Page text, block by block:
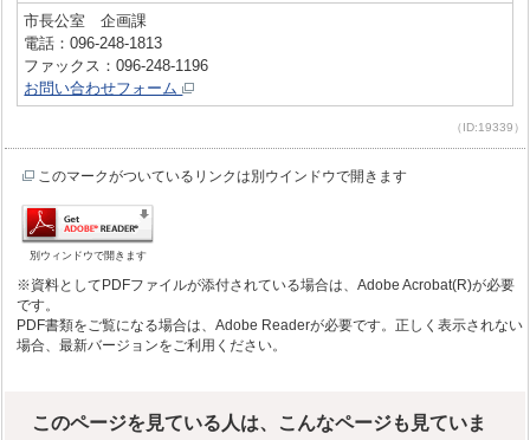
市長公室 企画課
電話：096-248-1813
ファックス：096-248-1196
お問い合わせフォーム
（ID:19339）
このマークがついているリンクは別ウインドウで開きます
別ウィンドウで開きます
※資料としてPDFファイルが添付されている場合は、Adobe Acrobat(R)が必要
です。
PDF書類をご覧になる場合は、Adobe Readerが必要です。正しく表示されない
場合、最新バージョンをご利用ください。
このページを見ている人は、こんなページも見ていま